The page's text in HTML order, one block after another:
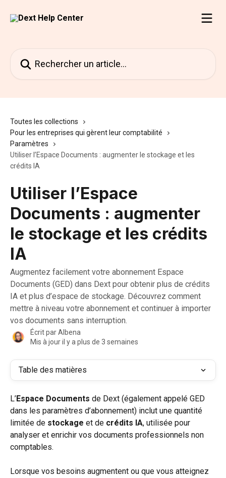
Toutes les collections
Pour les entreprises qui gèrent leur comptabilité
Paramètres
Utiliser l’Espace Documents : augmenter le stockage et les
crédits IA
Utiliser l’Espace
Documents : augmenter
le stockage et les crédits
IA
Augmentez facilement votre abonnement Espace
Documents (GED) dans Dext pour obtenir plus de crédits
IA et plus d’espace de stockage. Découvrez comment
mettre à niveau votre abonnement et continuer à importer
vos documents sans interruption.
Écrit parAlbena
Mis à jour il y a plus de 3 semaines
Table des matières
L’Espace Documents de Dext (également appelé GED
dans les paramètres d’abonnement) inclut une quantité
limitée de stockage et de crédits IA, utilisée pour
analyser et enrichir vos documents professionnels non
comptables.
Lorsque vos besoins augmentent ou que vous atteignez